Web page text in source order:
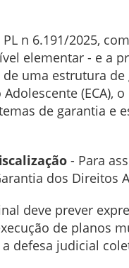
n 6.191/2025,
elementar - e a
uma estrutura
de garantia e
- Para
dos
deve prever
de planos
defesa judicial